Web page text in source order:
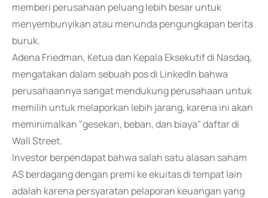
memberi perusahaan peluang lebih besar untuk
menyembunyikan atau menunda pengungkapan berita
buruk.
Adena Friedman, Ketua dan Kepala Eksekutif di Nasdaq,
mengatakan dalam sebuah pos di LinkedIn bahwa
perusahaannya sangat mendukung perusahaan untuk
memilih untuk melaporkan lebih jarang, karena ini akan
meminimalkan "gesekan, beban, dan biaya" daftar di
Wall Street.
Investor berpendapat bahwa salah satu alasan saham
AS berdagang dengan premi ke ekuitas di tempat lain
adalah karena persyaratan pelaporan keuangan yang